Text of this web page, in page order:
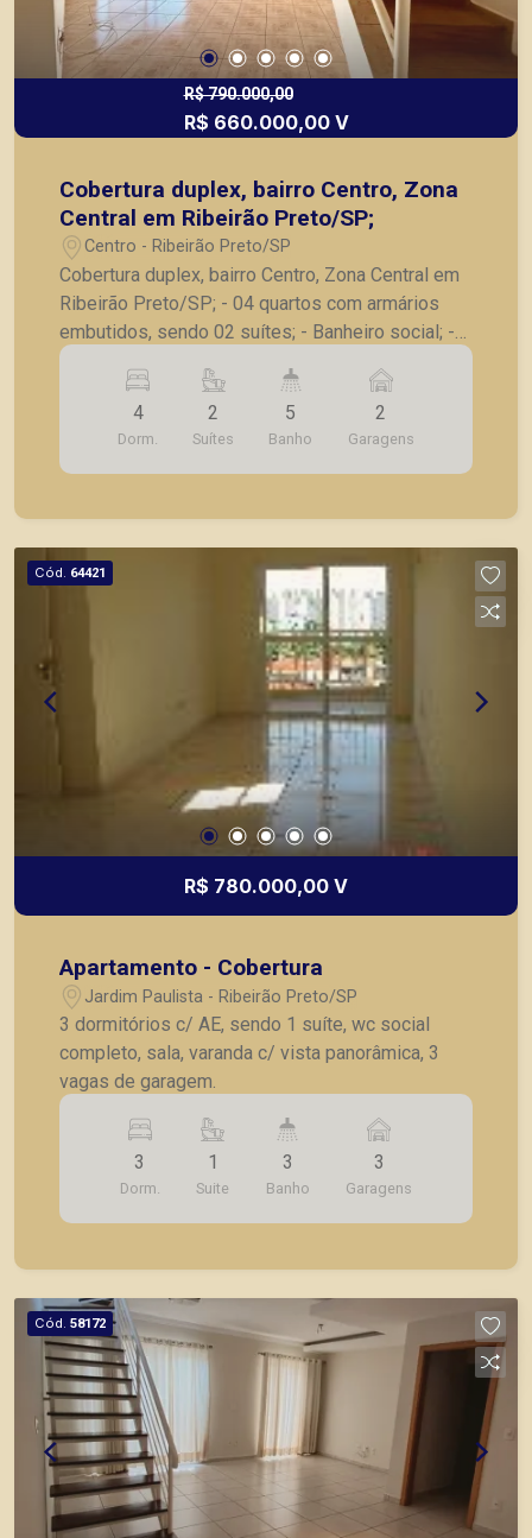
R$ 790.000,00
R$ 660.000,00 V
Cobertura duplex, bairro Centro, Zona
Central em Ribeirão Preto/SP;
Centro - Ribeirão Preto/SP
Cobertura duplex, bairro Centro, Zona Central em
Ribeirão Preto/SP; - 04 quartos com armários
embutidos, sendo 02 suítes; - Banheiro social; -
Sala para 02 ambientes; - Lavabo; - Cozinha com
armários; - Lavanderia; - Suíte de serviço; - Área
gourmet com churrasqueira; - Piscina; - Sauna; -
02 vagas de garagem. A Piramid tem como
objetivo atender seus clientes com agilidade e
lançamentos da cidade de Ribeirão Preto.
4
Dorm.
2
Suítes
5
Banho
2
Garagens
Cód. 64421
R$ 780.000,00 V
Apartamento - Cobertura
Jardim Paulista - Ribeirão Preto/SP
3 dormitórios c/ AE, sendo 1 suíte, wc social
completo, sala, varanda c/ vista panorâmica, 3
vagas de garagem.
3
Dorm.
1
Suite
3
Banho
3
Garagens
Cód. 58172